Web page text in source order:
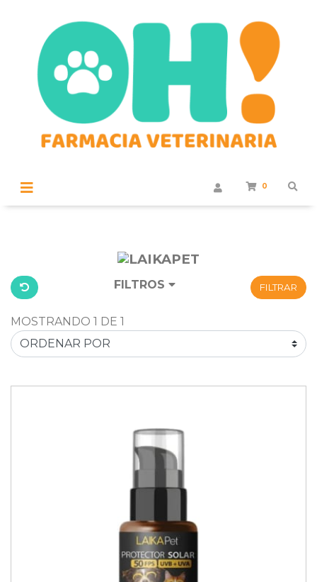
0
FILTROS FILTRAR
MOSTRANDO 1 DE 1